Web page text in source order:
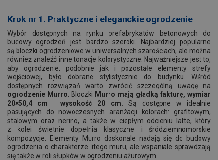
Krok nr 1. Praktyczne i eleganckie ogrodzenie
Wybór dostępnych na rynku prefabrykatów betonowych do
budowy ogrodzeń jest bardzo szeroki. Najbardziej popularne
są bloczki ogrodzeniowe w uniwersalnych szarościach, ale można
również znaleźć inne tonacje kolorystyczne. Najważniejsze jest to,
aby ogrodzenie, podobnie jak i pozostałe elementy strefy
wejściowej, było dobrane stylistycznie do budynku. Wśród
dostępnych rozwiązań warto zwrócić szczególną uwagę na
ogrodzenie Murro . Bloczki Murro mają gładką fakturę, wymiar
20×50,4 cm i wysokość 20 cm. Są dostępne w idealnie
pasujących do nowoczesnych aranżacji kolorach: grafitowym,
stalowym oraz nerino, a także w ciepłym odcieniu latte, który
z kolei świetnie dopełnia klasyczne i śródziemnomorskie
kompozycje. Elementy Murro doskonale nadają się do budowy
ogrodzenia o charakterze litego muru, ale wspaniale sprawdzają
się także w roli słupków w ogrodzeniu ażurowym.